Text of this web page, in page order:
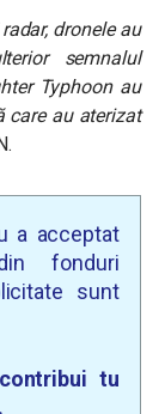
dronele au
semnalul
Typhoon au
care au aterizat
a acceptat
fonduri
sunt
tu